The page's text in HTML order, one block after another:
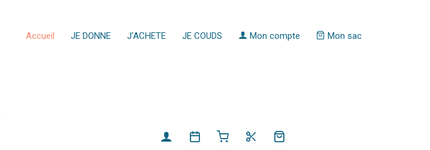
Accueil JE DONNE J'ACHETE JE COUDS Mon compte Mon sac